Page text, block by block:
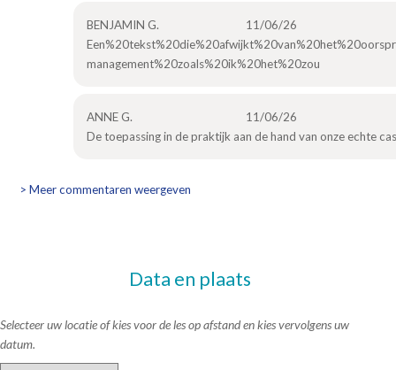
BENJAMIN G.
11/06/26
management%20zoals%20ik%20het%20zou
ANNE G.
11/06/26
De toepassing in de praktijk aan de hand van onze echte
> Meer commentaren weergeven
Data en plaats
Selecteer uw locatie of kies voor de les op afstand en kies vervolgens uw
datum.